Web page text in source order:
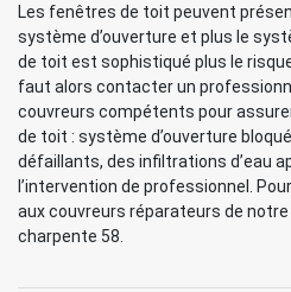
Les fenêtres de toit peuvent
système d’ouverture et plus le
de toit est sophistiqué plus le
faut alors contacter un
couvreurs compétents pour
de toit : système d’ouverture
défaillants, des infiltrations d’eau
l’intervention de professionnel.
aux couvreurs réparateurs de
charpente 58.